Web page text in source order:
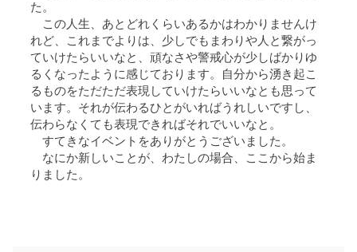
た。
この人生、あとどれくらいあるかはわかりませんけ
れど、これまでよりは、少しでもまわりや人と繋がっ
ていけたらいいなと、頑なさや警戒心が少しばかりゆ
るくなったように感じております。自分から湧き起こ
るものをただただ表現していけたらいいなとも思って
います。それが伝わるひとがいればうれしいですし、
伝わらなくても表現できればそれでいいなと。
すてきなイベントをありがとうございました。
なにか新しいことが、わたしの場合、ここから始ま
りました。